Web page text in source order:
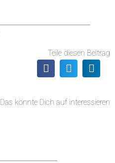
Teile diesen Beitrag
Das könnte Dich auf interessieren